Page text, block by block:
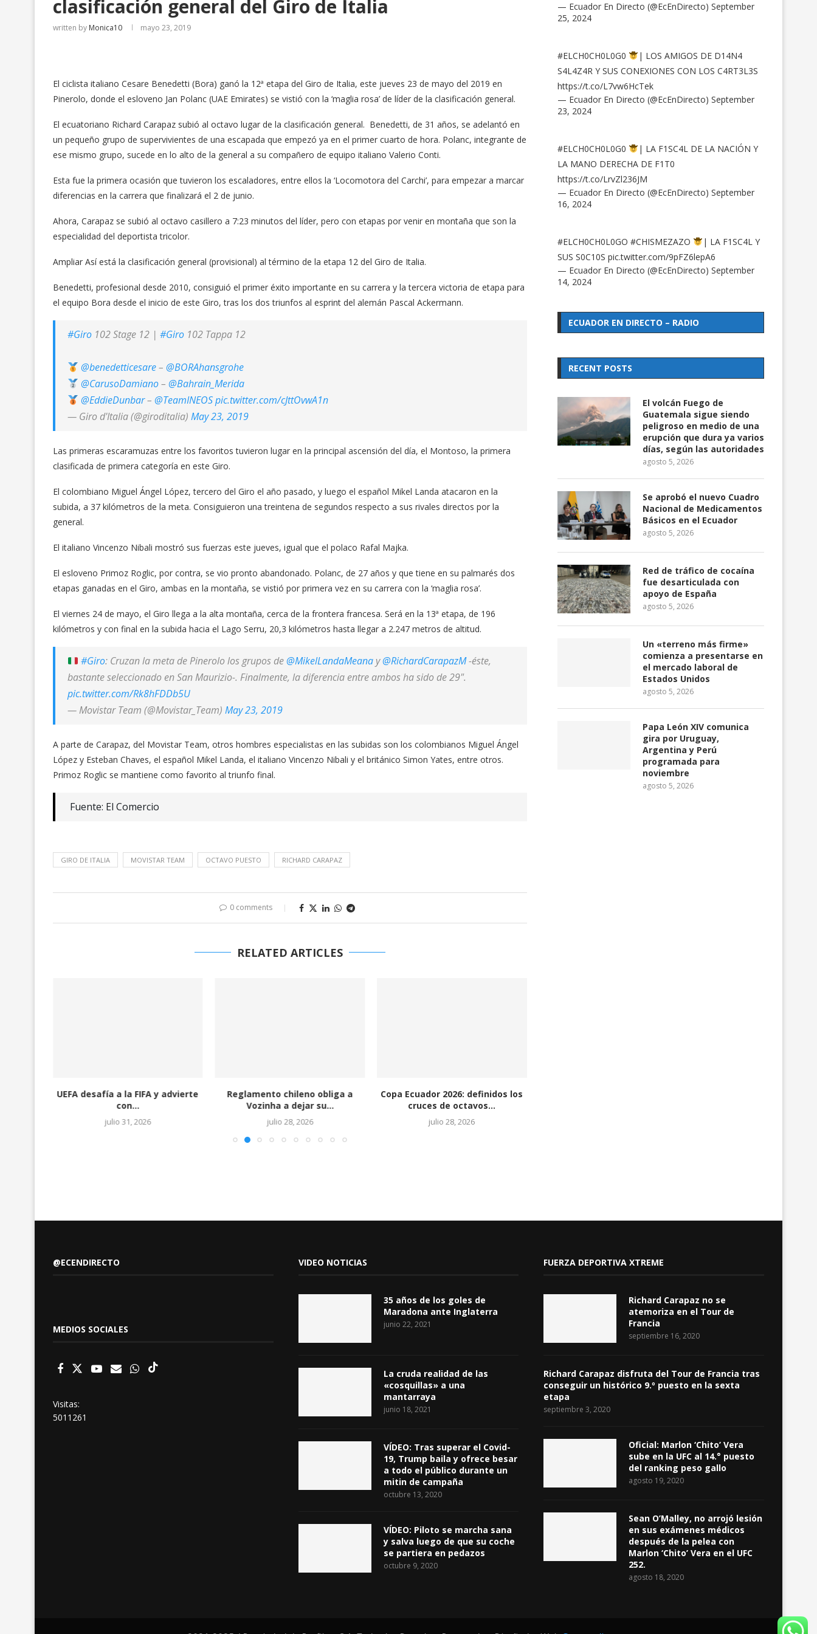
clasificación general del Giro de Italia
written by Monica10 mayo 23, 2019
El ciclista italiano Cesare Benedetti (Bora) ganó la 12ª etapa del Giro de Italia, este jueves 23 de mayo del 2019 en
Pinerolo, donde el esloveno Jan Polanc (UAE Emirates) se vistió con la ‘maglia rosa’ de líder de la clasificación general.
El ecuatoriano Richard Carapaz subió al octavo lugar de la clasificación general. Benedetti, de 31 años, se adelantó en
un pequeño grupo de supervivientes de una escapada que empezó ya en el primer cuarto de hora. Polanc, integrante de
ese mismo grupo, sucede en lo alto de la general a su compañero de equipo italiano Valerio Conti.
Esta fue la primera ocasión que tuvieron los escaladores, entre ellos la ‘Locomotora del Carchi’, para empezar a marcar
diferencias en la carrera que finalizará el 2 de junio.
Ahora, Carapaz se subió al octavo casillero a 7:23 minutos del líder, pero con etapas por venir en montaña que son la
especialidad del deportista tricolor.
Ampliar Así está la clasificación general (provisional) al término de la etapa 12 del Giro de Italia.
Benedetti, profesional desde 2010, consiguió el primer éxito importante en su carrera y la tercera victoria de etapa para
el equipo Bora desde el inicio de este Giro, tras los dos triunfos al esprint del alemán Pascal Ackermann.
#Giro 102 Stage 12 | #Giro 102 Tappa 12
@benedetticesare–@BORAhansgrohe
@CarusoDamiano–@Bahrain_Merida
@EddieDunbar–@TeamINEOSpic.twitter.com/cJttOvwA1n
— Giro d'Italia (@giroditalia) May 23, 2019
Las primeras escaramuzas entre los favoritos tuvieron lugar en la principal ascensión del día, el Montoso, la primera
clasificada de primera categoría en este Giro.
El colombiano Miguel Ángel López, tercero del Giro el año pasado, y luego el español Mikel Landa atacaron en la
subida, a 37 kilómetros de la meta. Consiguieron una treintena de segundos respecto a sus rivales directos por la
general.
El italiano Vincenzo Nibali mostró sus fuerzas este jueves, igual que el polaco Rafal Majka.
El esloveno Primoz Roglic, por contra, se vio pronto abandonado. Polanc, de 27 años y que tiene en su palmarés dos
etapas ganadas en el Giro, ambas en la montaña, se vistió por primera vez en su carrera con la ‘maglia rosa’.
El viernes 24 de mayo, el Giro llega a la alta montaña, cerca de la frontera francesa. Será en la 13ª etapa, de 196
kilómetros y con final en la subida hacia el Lago Serru, 20,3 kilómetros hasta llegar a 2.247 metros de altitud.
#Giro: Cruzan la meta de Pinerolo los grupos de@MikelLandaMeana y@RichardCarapazM-éste,
bastante seleccionado en San Maurizio-. Finalmente, la diferencia entre ambos ha sido de 29".
pic.twitter.com/Rk8hFDDb5U
— Movistar Team (@Movistar_Team) May 23, 2019
A parte de Carapaz, del Movistar Team, otros hombres especialistas en las subidas son los colombianos Miguel Ángel
López y Esteban Chaves, el español Mikel Landa, el italiano Vincenzo Nibali y el británico Simon Yates, entre otros.
Primoz Roglic se mantiene como favorito al triunfo final.
Fuente: El Comercio
GIRO DE ITALIA MOVISTAR TEAM OCTAVO PUESTO RICHARD CARAPAZ
0 comments
RELATED ARTICLES
UEFA desafía a la FIFA y advierte
con...
julio 31, 2026
Reglamento chileno obliga a
Vozinha a dejar su...
julio 28, 2026
Copa Ecuador 2026: definidos los
cruces de octavos...
julio 28, 2026
— Ecuador En Directo (@EcEnDirecto) September
25, 2024
#ELCH0CH0L0G0
| LOS AMIGOS DE D14N4
S4L4Z4R Y SUS CONEXIONES CON LOS C4RT3L3S
https://t.co/L7vw6HcTek
— Ecuador En Directo (@EcEnDirecto) September
23, 2024
#ELCH0CH0L0G0
| LA F1SC4L DE LA NACIÓN Y
LA MANO DERECHA DE F1T0
https://t.co/LrvZl236JM
— Ecuador En Directo (@EcEnDirecto) September
16, 2024
#ELCH0CH0L0GO #CHISMEZAZO
| LA F1SC4L Y
SUS S0C10S pic.twitter.com/9pFZ6lepA6
— Ecuador En Directo (@EcEnDirecto) September
14, 2024
ECUADOR EN DIRECTO – RADIO
RECENT POSTS
El volcán Fuego de
Guatemala sigue siendo
peligroso en medio de una
erupción que dura ya varios
días, según las autoridades
agosto 5, 2026
Se aprobó el nuevo Cuadro
Nacional de Medicamentos
Básicos en el Ecuador
agosto 5, 2026
Red de tráfico de cocaína
fue desarticulada con
apoyo de España
agosto 5, 2026
Un «terreno más firme»
comienza a presentarse en
el mercado laboral de
Estados Unidos
agosto 5, 2026
Papa León XIV comunica
gira por Uruguay,
Argentina y Perú
programada para
noviembre
agosto 5, 2026
@ECENDIRECTO
MEDIOS SOCIALES
Visitas:
5011261
VIDEO NOTICIAS
35 años de los goles de
Maradona ante Inglaterra
junio 22, 2021
La cruda realidad de las
«cosquillas» a una
mantarraya
junio 18, 2021
VÍDEO: Tras superar el Covid-
19, Trump baila y ofrece besar
a todo el público durante un
mitin de campaña
octubre 13, 2020
VÍDEO: Piloto se marcha sana
y salva luego de que su coche
se partiera en pedazos
octubre 9, 2020
FUERZA DEPORTIVA XTREME
Richard Carapaz no se
atemoriza en el Tour de
Francia
septiembre 16, 2020
Richard Carapaz disfruta del Tour de Francia tras
conseguir un histórico 9.º puesto en la sexta
etapa
septiembre 3, 2020
Oficial: Marlon ‘Chito’ Vera
sube en la UFC al 14.° puesto
del ranking peso gallo
agosto 19, 2020
Sean O’Malley, no arrojó lesión
en sus exámenes médicos
después de la pelea con
Marlon ‘Chito’ Vera en el UFC
252.
agosto 18, 2020